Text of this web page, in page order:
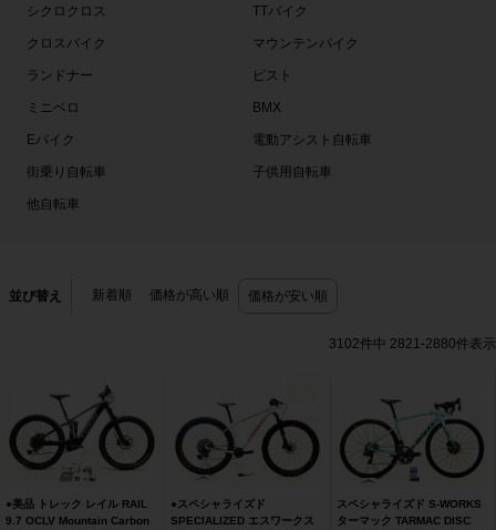
シクロクロス TTバイク
クロスバイク マウンテンバイク
ランドナー ピスト
ミニベロ BMX
Eバイク 電動アシスト自転車
街乗り自転車 子供用自転車
他自転車
並び替え 新着順 価格が高い順 価格が安い順
3102件中 2821-2880件表示
●美品 トレック レイル RAIL
9.7 OCLV Mountain Carbon
●スペシャライズド
SPECIALIZED エスワークス
スペシャライズド S-WORKS
ターマック TARMAC DISC